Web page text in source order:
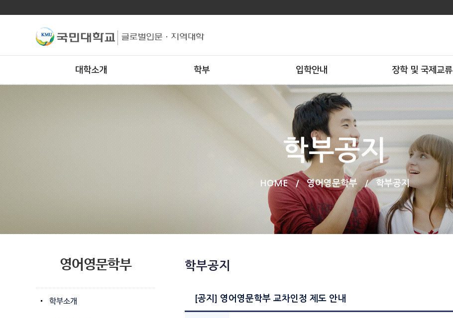
대학소개 학부 입학안내 장학 및 국제교류
학부공지
HOME / 영어영문학부 / 학부공지
영어영문학부
학부소개
학부공지
[공지] 영어영문학부 교차인정 제도 안내